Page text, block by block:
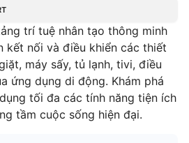
trí tuệ nhân tạo thông minh
kết nối và điều khiển các thiết
máy sấy, tủ lạnh, tivi, điều
ứng dụng di động. Khám phá
tối đa các tính năng tiện ích
tầm cuộc sống hiện đại.